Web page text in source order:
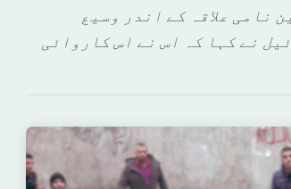
نامی علاقہ کے اندر وسیع
نے کہا کہ اس نے اس کاروائی